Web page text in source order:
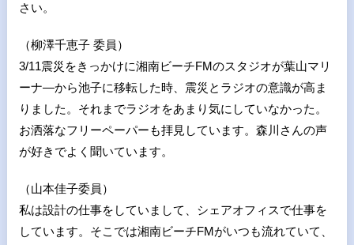
さい。
（柳澤千恵子 委員）
3/11震災をきっかけに湘南ビーチFMのスタジオが葉山マリ
ーナ―から池子に移転した時、震災とラジオの意識が高ま
りました。それまでラジオをあまり気にしていなかった。
お洒落なフリーペーパーも拝見しています。森川さんの声
が好きでよく聞いています。
（山本佳子委員）
私は設計の仕事をしていまして、シェアオフィスで仕事を
しています。そこでは湘南ビーチFMがいつも流れていて、